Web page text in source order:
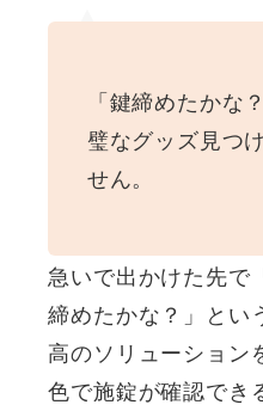
「鍵締めたかな
璧なグッズ見つ
せん。
急いで出かけた先で
締めたかな？」とい
高のソリューション
色で施錠が確認でき